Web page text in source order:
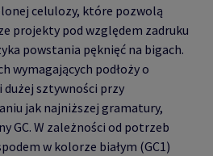
celulozy, które pozwolą
projekty pod względem zadruku
powstania pęknięć na bigach.
wymagających podłoży o
sztywności przy
jak najniższej gramatury,
GC. W zależności od potrzeb
w kolorze białym (GC1)